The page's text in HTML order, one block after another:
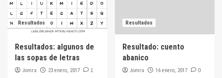
Resultados
Resultados: algunos de
las sopas de letras
Jomra 23 enero, 2017 1
Resultados
Resultado: cuento
abanico
Jomra 16 enero, 2017 0